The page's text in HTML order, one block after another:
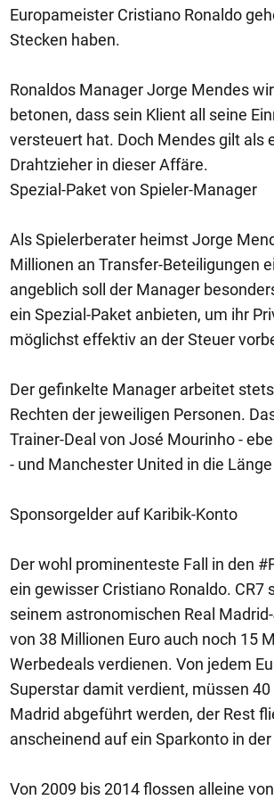
Europameister Cristiano Ronaldo
Stecken haben.
Ronaldos Manager Jorge Mendes
betonen, dass sein Klient all seine
versteuert hat. Doch Mendes gilt als
Drahtzieher in dieser Affäre.
Spezial-Paket von Spieler-Manager
Als Spielerberater heimst Jorge
Millionen an Transfer-Beteiligungen
angeblich soll der Manager
ein Spezial-Paket anbieten, um ihr
möglichst effektiv an der Steuer
Der gefinkelte Manager arbeitet
Rechten der jeweiligen Personen.
Trainer-Deal von José Mourinho -
- und Manchester United in die
Sponsorgelder auf Karibik-Konto
Der wohl prominenteste Fall in den
ein gewisser Cristiano Ronaldo. CR7
seinem astronomischen Real
von 38 Millionen Euro auch noch 15
Werbedeals verdienen. Von jedem
Superstar damit verdient, müssen 40
Madrid abgeführt werden, der Rest
anscheinend auf ein Sparkonto in
Von 2009 bis 2014 flossen alleine